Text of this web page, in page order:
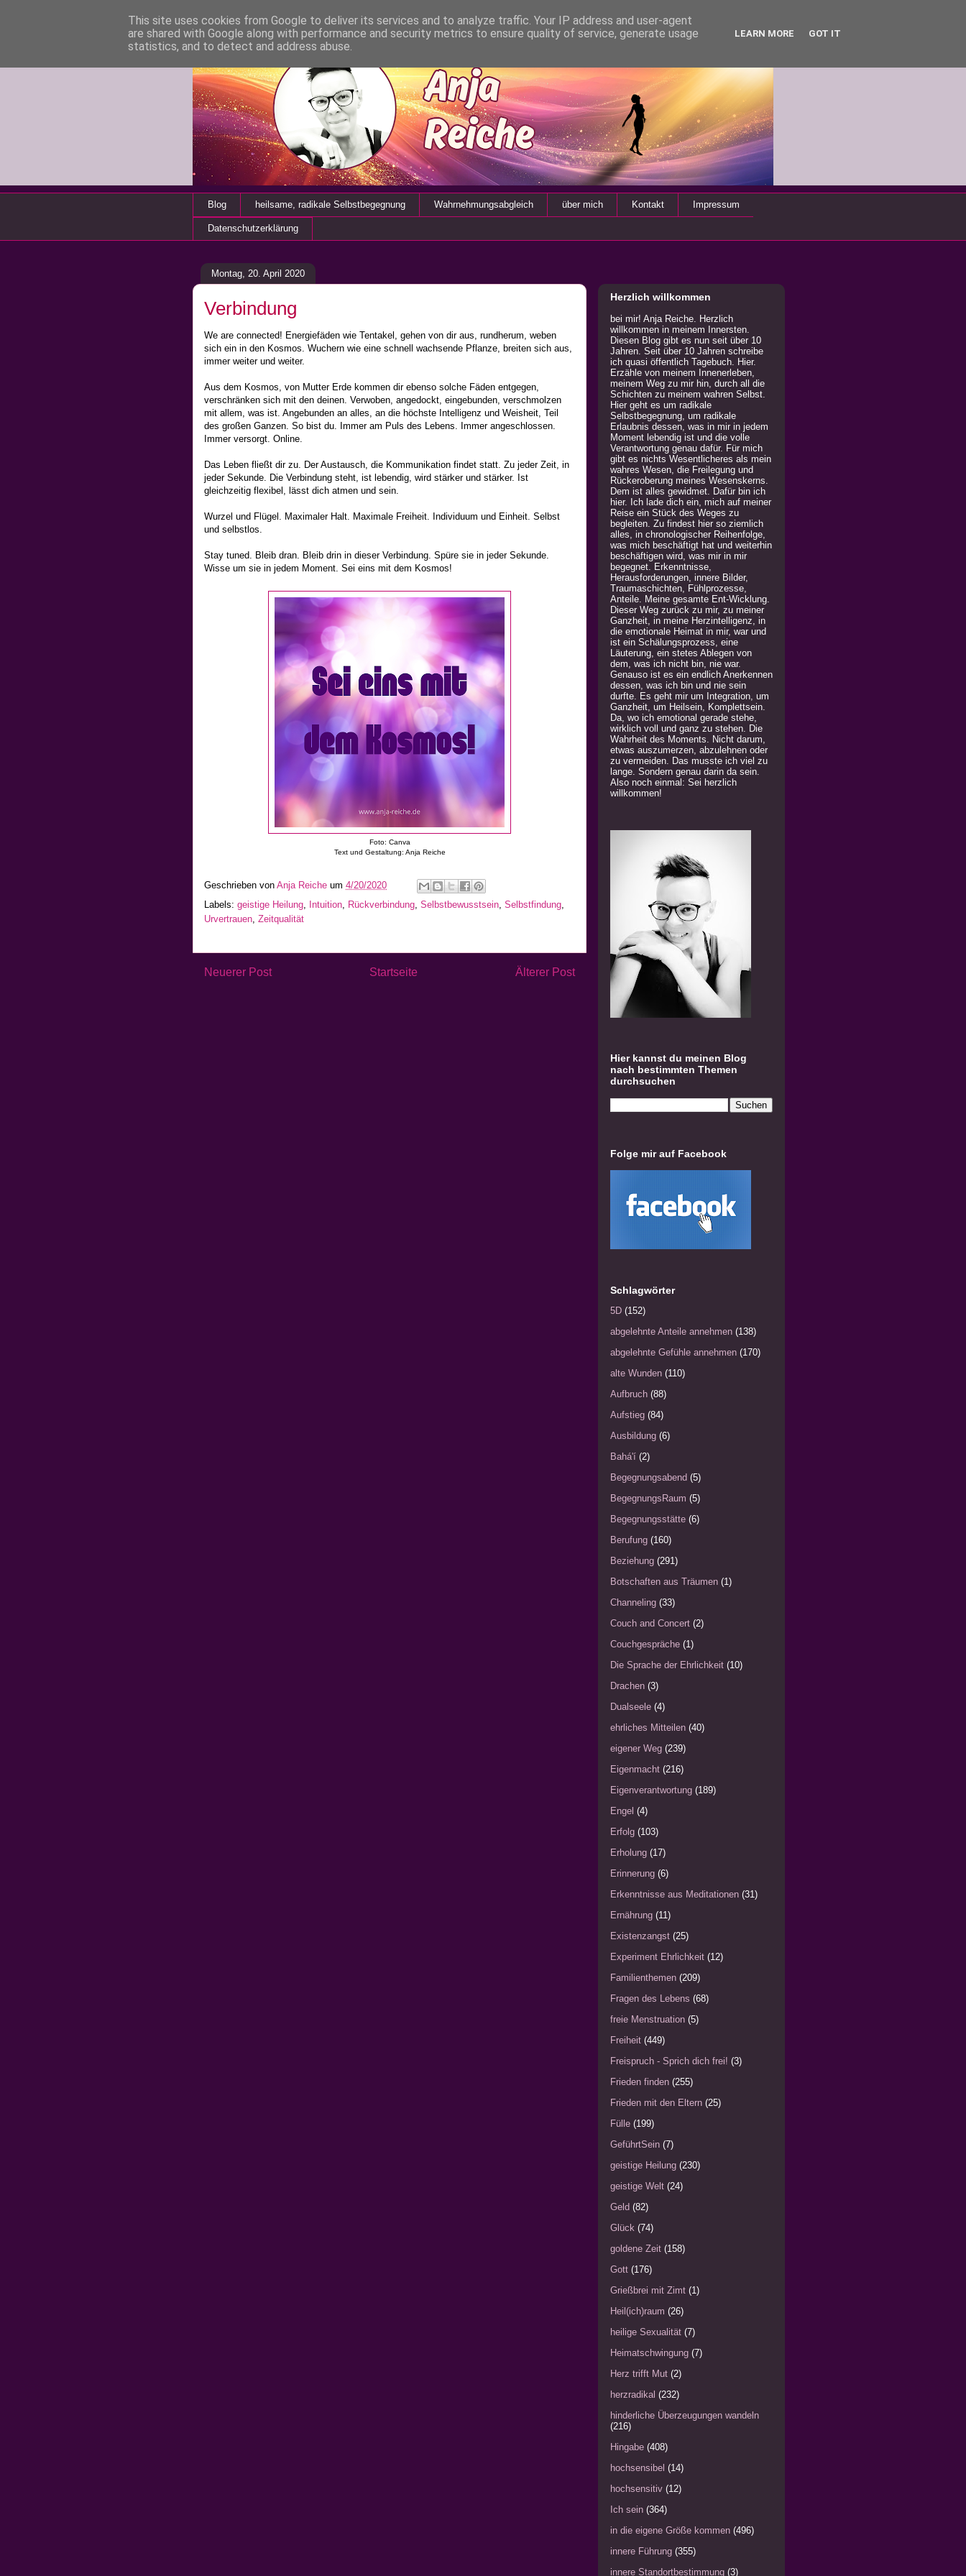
Blog heilsame, radikale Selbstbegegnung Wahrnehmungsabgleich über mich Kontakt Impressum
Datenschutzerklärung
Montag, 20. April 2020
Verbindung
We are connected! Energiefäden wie Tentakel, gehen von dir aus, rundherum, weben
sich ein in den Kosmos. Wuchern wie eine schnell wachsende Pflanze, breiten sich aus,
immer weiter und weiter.
Aus dem Kosmos, von Mutter Erde kommen dir ebenso solche Fäden entgegen,
verschränken sich mit den deinen. Verwoben, angedockt, eingebunden, verschmolzen
mit allem, was ist. Angebunden an alles, an die höchste Intelligenz und Weisheit, Teil
des großen Ganzen. So bist du. Immer am Puls des Lebens. Immer angeschlossen.
Immer versorgt. Online.
Das Leben fließt dir zu. Der Austausch, die Kommunikation findet statt. Zu jeder Zeit, in
jeder Sekunde. Die Verbindung steht, ist lebendig, wird stärker und stärker. Ist
gleichzeitig flexibel, lässt dich atmen und sein.
Wurzel und Flügel. Maximaler Halt. Maximale Freiheit. Individuum und Einheit. Selbst
und selbstlos.
Stay tuned. Bleib dran. Bleib drin in dieser Verbindung. Spüre sie in jeder Sekunde.
Wisse um sie in jedem Moment. Sei eins mit dem Kosmos!
Foto: Canva
Text und Gestaltung: Anja Reiche
Geschrieben von Anja Reiche um 4/20/2020
Labels: geistige Heilung, Intuition, Rückverbindung, Selbstbewusstsein, Selbstfindung,
Urvertrauen, Zeitqualität
Neuerer Post Älterer Post
Startseite
Herzlich willkommen
bei mir! Anja Reiche. Herzlich
willkommen in meinem Innersten.
Diesen Blog gibt es nun seit über 10
Jahren. Seit über 10 Jahren schreibe
ich quasi öffentlich Tagebuch. Hier.
Erzähle von meinem Innenerleben,
meinem Weg zu mir hin, durch all die
Schichten zu meinem wahren Selbst.
Hier geht es um radikale
Selbstbegegnung, um radikale
Erlaubnis dessen, was in mir in jedem
Moment lebendig ist und die volle
Verantwortung genau dafür. Für mich
gibt es nichts Wesentlicheres als mein
wahres Wesen, die Freilegung und
Rückeroberung meines Wesenskerns.
Dem ist alles gewidmet. Dafür bin ich
hier. Ich lade dich ein, mich auf meiner
Reise ein Stück des Weges zu
begleiten. Zu findest hier so ziemlich
alles, in chronologischer Reihenfolge,
was mich beschäftigt hat und weiterhin
beschäftigen wird, was mir in mir
begegnet. Erkenntnisse,
Herausforderungen, innere Bilder,
Traumaschichten, Fühlprozesse,
Anteile. Meine gesamte Ent-Wicklung.
Dieser Weg zurück zu mir, zu meiner
Ganzheit, in meine Herzintelligenz, in
die emotionale Heimat in mir, war und
ist ein Schälungsprozess, eine
Läuterung, ein stetes Ablegen von
dem, was ich nicht bin, nie war.
Genauso ist es ein endlich Anerkennen
dessen, was ich bin und nie sein
durfte. Es geht mir um Integration, um
Ganzheit, um Heilsein, Komplettsein.
Da, wo ich emotional gerade stehe,
wirklich voll und ganz zu stehen. Die
Wahrheit des Moments. Nicht darum,
etwas auszumerzen, abzulehnen oder
zu vermeiden. Das musste ich viel zu
lange. Sondern genau darin da sein.
Also noch einmal: Sei herzlich
willkommen!
Hier kannst du meinen Blog
nach bestimmten Themen
durchsuchen
Folge mir auf Facebook
Schlagwörter
5D (152)
abgelehnte Anteile annehmen (138)
abgelehnte Gefühle annehmen (170)
alte Wunden (110)
Aufbruch (88)
Aufstieg (84)
Ausbildung (6)
Bahá'í (2)
Begegnungsabend (5)
BegegnungsRaum (5)
Begegnungsstätte (6)
Berufung (160)
Beziehung (291)
Botschaften aus Träumen (1)
Channeling (33)
Couch and Concert (2)
Couchgespräche (1)
Die Sprache der Ehrlichkeit (10)
Drachen (3)
Dualseele (4)
ehrliches Mitteilen (40)
eigener Weg (239)
Eigenmacht (216)
Eigenverantwortung (189)
Engel (4)
Erfolg (103)
Erholung (17)
Erinnerung (6)
Erkenntnisse aus Meditationen (31)
Ernährung (11)
Existenzangst (25)
Experiment Ehrlichkeit (12)
Familienthemen (209)
Fragen des Lebens (68)
freie Menstruation (5)
Freiheit (449)
Freispruch - Sprich dich frei! (3)
Frieden finden (255)
Frieden mit den Eltern (25)
Fülle (199)
GeführtSein (7)
geistige Heilung (230)
geistige Welt (24)
Geld (82)
Glück (74)
goldene Zeit (158)
Gott (176)
Grießbrei mit Zimt (1)
Heil(ich)raum (26)
heilige Sexualität (7)
Heimatschwingung (7)
Herz trifft Mut (2)
herzradikal (232)
hinderliche Überzeugungen wandeln
(216)
Hingabe (408)
hochsensibel (14)
hochsensitiv (12)
Ich sein (364)
in die eigene Größe kommen (496)
innere Führung (355)
innere Standortbestimmung (3)
This site uses cookies from Google to deliver its services and to analyze traffic. Your IP address and user-agent
are shared with Google along with performance and security metrics to ensure quality of service, generate usage
statistics, and to detect and address abuse.
LEARN MORE GOT IT